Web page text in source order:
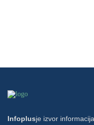
Infoplusje izvor